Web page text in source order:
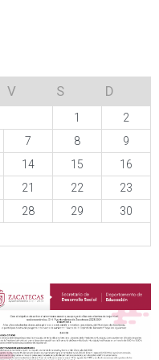
V S D
1
2
7 8
9
14 15
16
21 22
23
28 29
30